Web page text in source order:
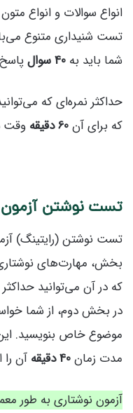
انواع سوالات و انواع
تست شنیداری متنوع
شما باید به 40 سوال
که برای آن60 دقیقه وقت
تست نوشتن آزمون TYS
بخش، مهارت‌های
که در آن می‌توانید حداکثر
در بخش دوم، از شما
موضوع خاص بنویسید.
مدت زمان40 دقیقه آن
آزمون نوشتاری به طور